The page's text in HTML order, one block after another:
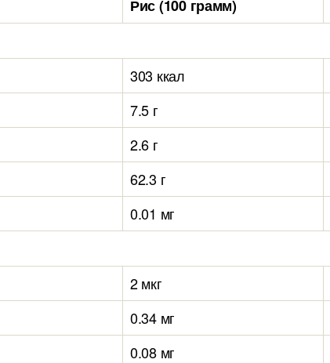
Рис (100 грамм)
303 ккал
7.5 г
2.6 г
62.3 г
0.01 мг
2 мкг
0.34 мг
0.08 мг